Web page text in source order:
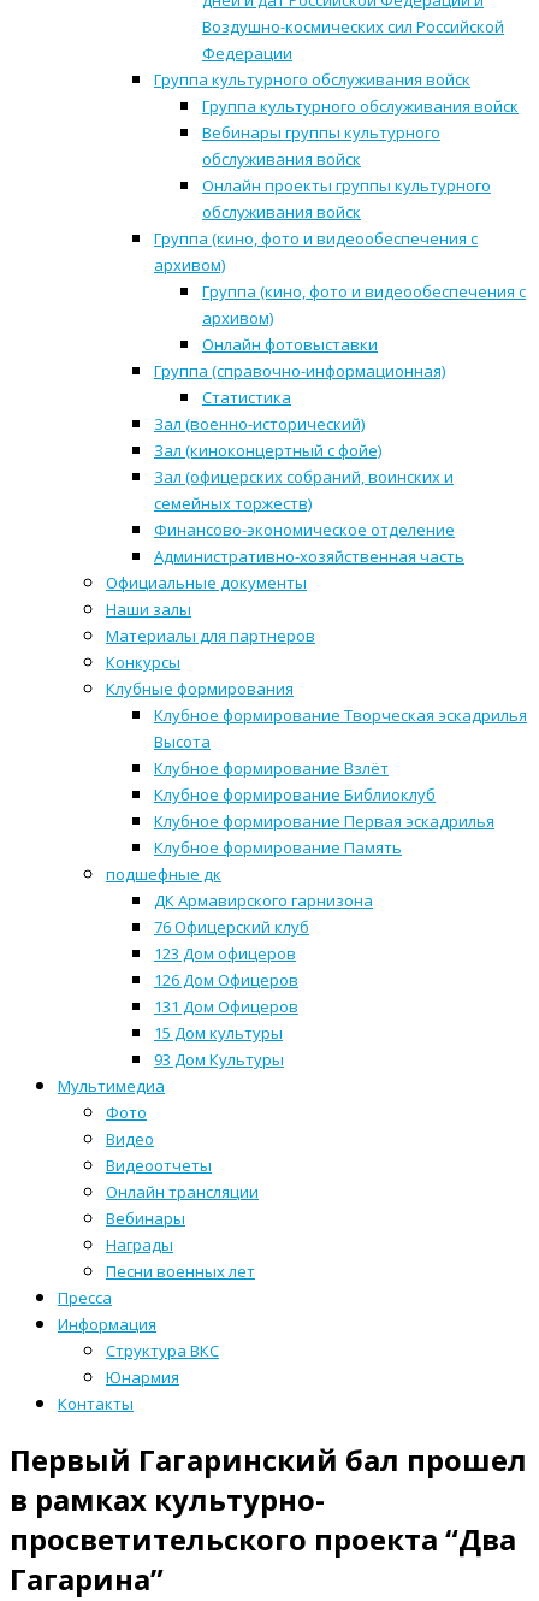
Воздушно-космических сил Российской
Федерации
Группа культурного обслуживания войск
Группа культурного обслуживания войск
Вебинары группы культурного
обслуживания войск
Онлайн проекты группы культурного
обслуживания войск
Группа (кино, фото и видеообеспечения с
архивом)
Группа (кино, фото и видеообеспечения с
архивом)
Онлайн фотовыставки
Группа (справочно-информационная)
Статистика
Зал (военно-исторический)
Зал (киноконцертный с фойе)
Зал (офицерских собраний, воинских и
семейных торжеств)
Финансово-экономическое отделение
Административно-хозяйственная часть
Официальные документы
Наши залы
Материалы для партнеров
Конкурсы
Клубные формирования
Клубное формирование Творческая эскадрилья
Высота
Клубное формирование Взлёт
Клубное формирование Библиоклуб
Клубное формирование Первая эскадрилья
Клубное формирование Память
подшефные дк
ДК Армавирского гарнизона
76 Офицерский клуб
123 Дом офицеров
126 Дом Офицеров
131 Дом Офицеров
15 Дом культуры
93 Дом Культуры
Мультимедиа
Фото
Видео
Видеоотчеты
Онлайн трансляции
Вебинары
Награды
Песни военных лет
Пресса
Информация
Структура ВКС
Юнармия
Контакты
Первый Гагаринский бал прошел
в рамках культурно-
просветительского проекта “Два
Гагарина”